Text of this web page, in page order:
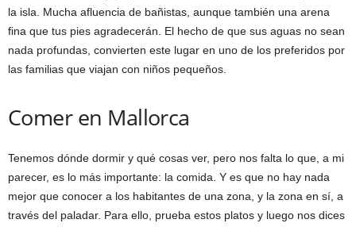
la isla. Mucha afluencia de bañistas, aunque también una arena
fina que tus pies agradecerán. El hecho de que sus aguas no sean
nada profundas, convierten este lugar en uno de los preferidos por
las familias que viajan con niños pequeños.
Comer en Mallorca
Tenemos dónde dormir y qué cosas ver, pero nos falta lo que, a mi
parecer, es lo más importante: la comida. Y es que no hay nada
mejor que conocer a los habitantes de una zona, y la zona en sí, a
través del paladar. Para ello, prueba estos platos y luego nos dices